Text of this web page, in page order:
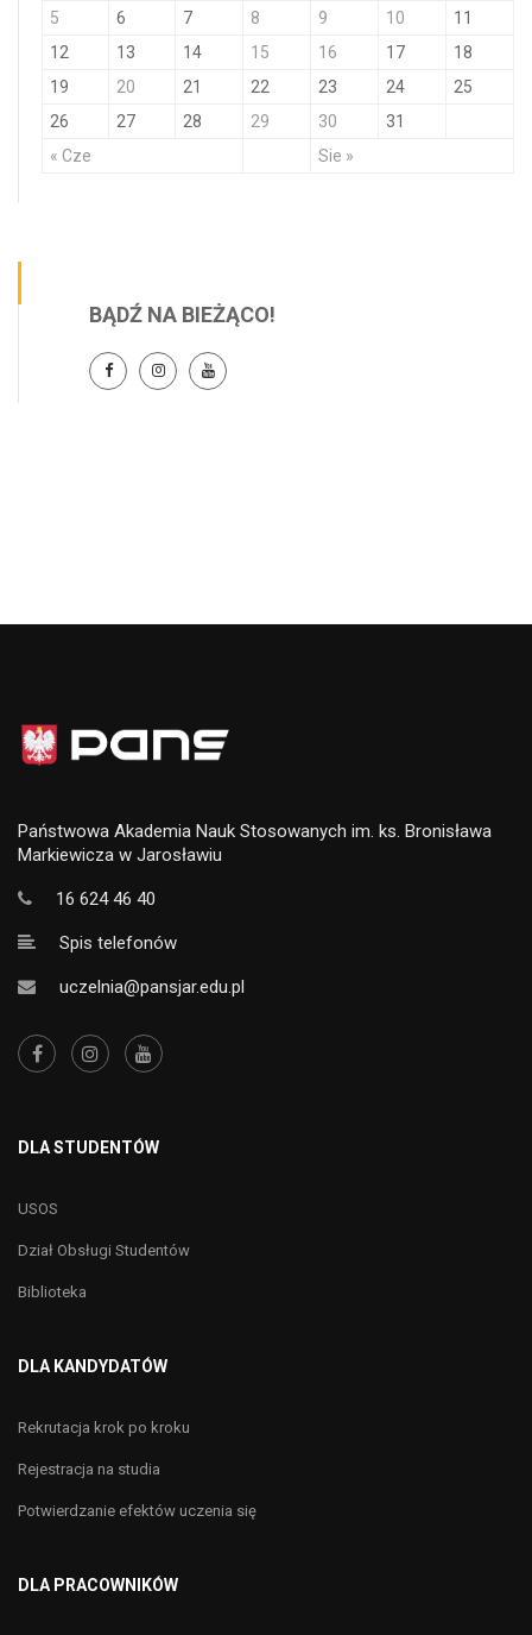
« Cze Sie »
5 6 7 8 9 10
11
12
13 14 15 16 17
18
19
20 21 22 23 24
25
26
27 28 29 30 31
BĄDŹ NA BIEŻĄCO!
Państwowa Akademia Nauk Stosowanych im. ks. Bronisława
Markiewicza w Jarosławiu
16 624 46 40
Spis telefonów
uczelnia@pansjar.edu.pl
DLA STUDENTÓW
USOS
Dział Obsługi Studentów
Biblioteka
DLA KANDYDATÓW
Rekrutacja krok po kroku
Rejestracja na studia
Potwierdzanie efektów uczenia się
DLA PRACOWNIKÓW